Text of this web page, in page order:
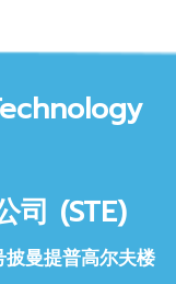
司 (STE)
曼提普高尔夫楼